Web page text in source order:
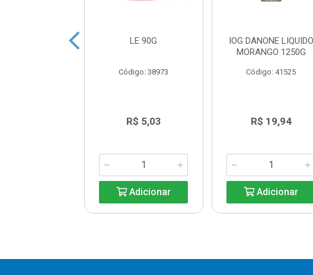
LE 90G
Código: 38973
R$ 5,03
Adicionar
IOG DANONE LIQUIDO
MORANGO 1250G
Código: 41525
R$ 19,94
Adicionar